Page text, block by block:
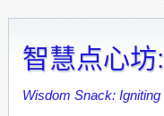
智慧点心坊
Wisdom Snack: